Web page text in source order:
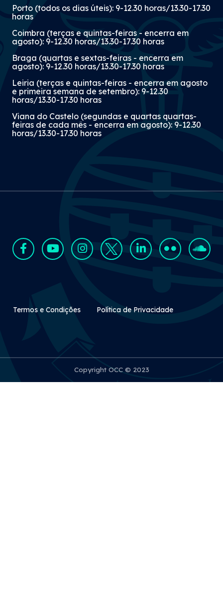
Porto (todos os dias úteis): 9-12.30 horas/13.30-17.30
horas
Coimbra (terças e quintas-feiras - encerra em
agosto): 9-12.30 horas/13.30-17.30 horas
Braga (quartas e sextas-feiras - encerra em
agosto): 9-12.30 horas/13.30-17.30 horas
Leiria (terças e quintas-feiras - encerra em agosto
e primeira semana de setembro): 9-12.30
horas/13.30-17.30 horas
Viana do Castelo (segundas e quartas quartas-
feiras de cada mês - encerra em agosto): 9-12.30
horas/13.30-17.30 horas
Rodapé Secundário
Termos e Condições Política de Privacidade
Copyright OCC © 2023